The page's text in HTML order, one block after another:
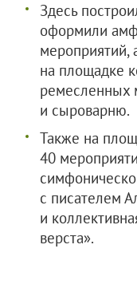
Здесь
оформили
мероприятий,
на площадке
ремесленных
и сыроварню.
Также на
40
с писателем
и
верста».